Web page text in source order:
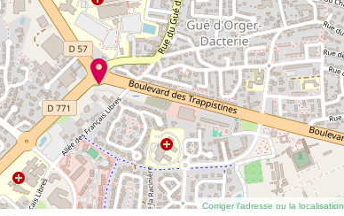
Corriger l’adresse ou la localisation